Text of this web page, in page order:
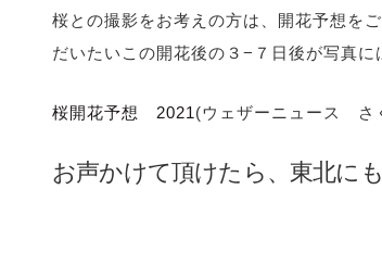
桜との撮影をお考えの方は、開花予想を
だいたいこの開花後の３−７日後が写真
桜開花予想 2021(ウェザーニュース さ
お声かけて頂けたら、東北に